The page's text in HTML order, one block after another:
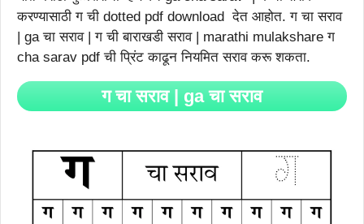
करण्यासाठी ग ची dotted pdf download देत आहोत. ग चा सराव
| ga चा सराव | ग ची बाराखडी सराव | marathi mulakshare ग
cha sarav pdf ची प्रिंट काढून नियमित सराव करू शकता.
ग चा सराव | ga चा सराव